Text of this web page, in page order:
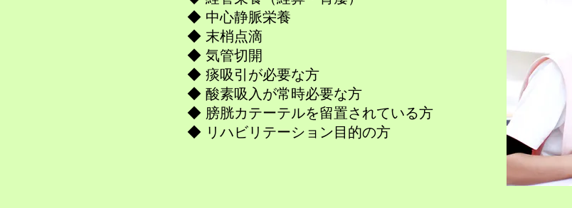
◆​ 中心静脈栄養
◆ 末梢点滴
◆ 気管切開
◆ 痰吸引が必要な方
◆ 酸素吸入が常時必要な方
◆ 膀胱カテーテルを留置されている方
◆ リハビリテーション目的の方